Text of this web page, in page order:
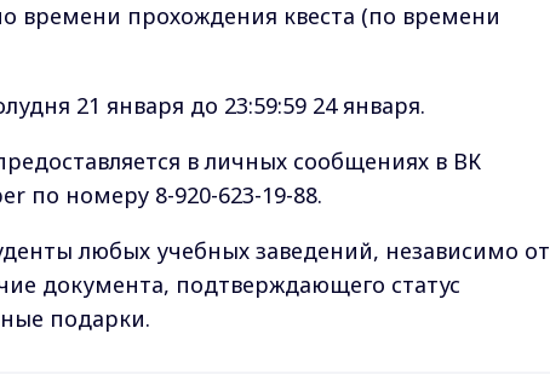
времени прохождения квеста (по времени
21 января до 23:59:59 24 января.
в личных сообщениях в ВК
по номеру 8-920-623-19-88.
любых учебных заведений, независимо от
документа, подтверждающего статус
подарки.